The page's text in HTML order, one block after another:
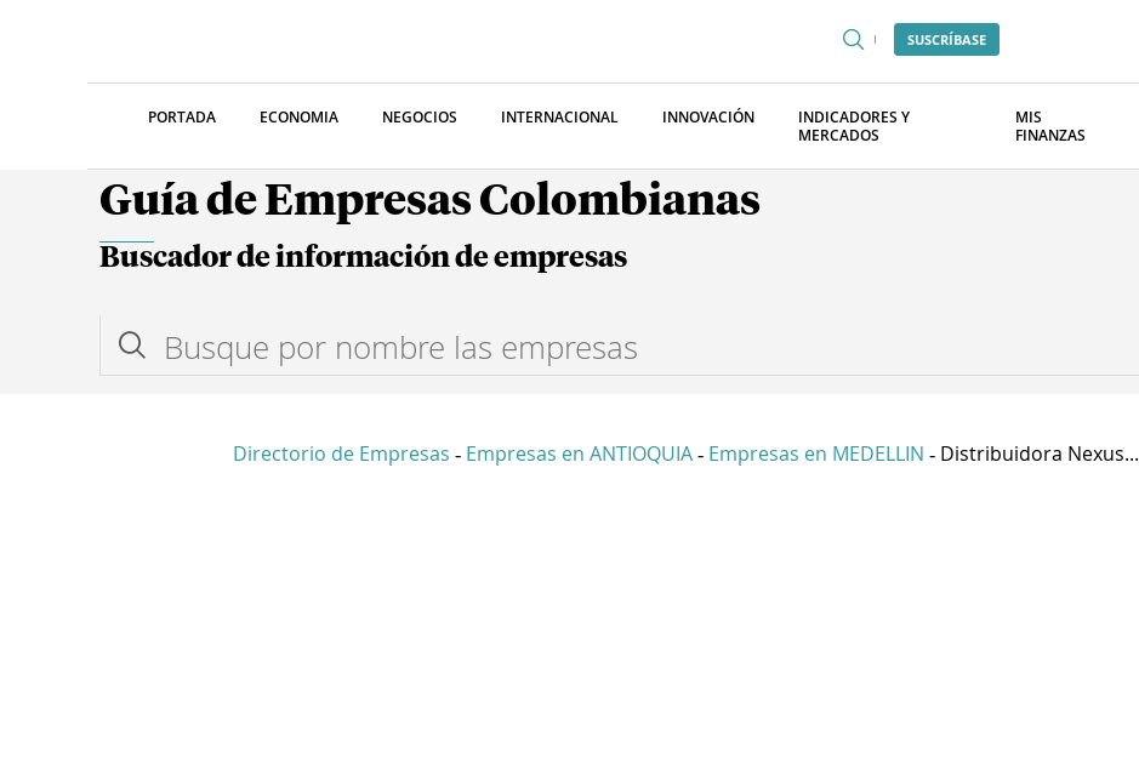
SUSCRÍBASE
PORTADA ECONOMIA NEGOCIOS INTERNACIONAL INNOVACIÓN
INDICADORES Y
MERCADOS
MIS
FINANZAS
Guía de Empresas Colombianas
Buscador de información de empresas
Directorio de Empresas - Empresas en ANTIOQUIA - Empresas en MEDELLIN - Distribuidora Nexus...